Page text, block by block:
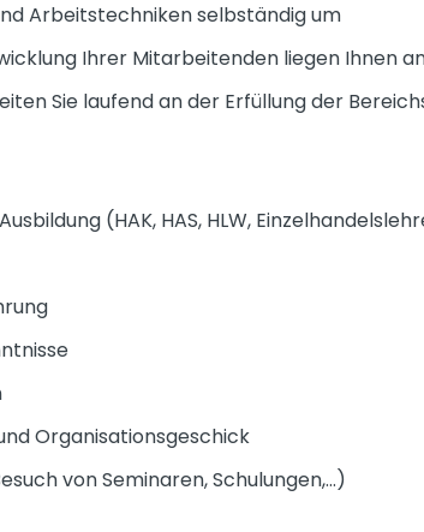
Arbeitstechniken selbständig um
Ihrer Mitarbeitenden liegen Ihnen
Sie laufend an der Erfüllung der
(HAK, HAS, HLW,
Organisationsgeschick
von Seminaren, Schulungen,...)